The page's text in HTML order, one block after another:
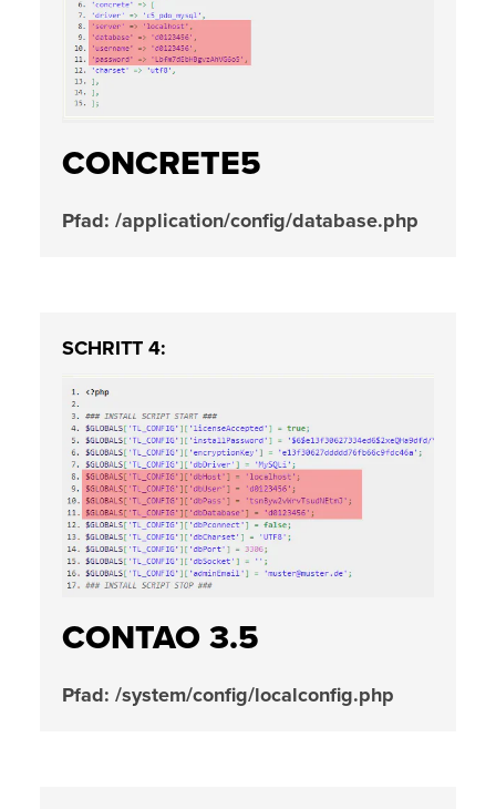
CONCRETE5
Pfad: /application/config/database.php
SCHRITT 4:
CONTAO 3.5
Pfad: /system/config/localconfig.php